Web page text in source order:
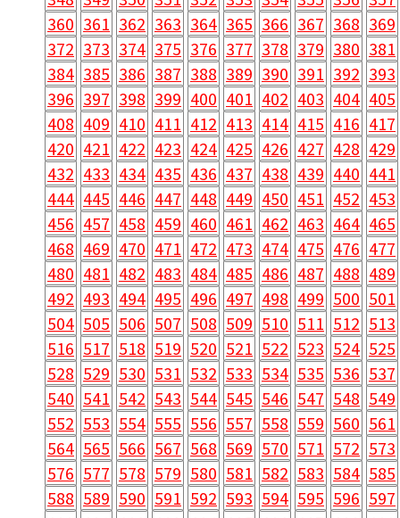
360 361 362 363 364 365 366 367 368 369
372 373 374 375 376 377 378 379 380 381
384 385 386 387 388 389 390 391 392 393
396 397 398 399 400 401 402 403 404 405
408 409 410 411 412 413 414 415 416 417
420 421 422 423 424 425 426 427 428 429
432 433 434 435 436 437 438 439 440 441
444 445 446 447 448 449 450 451 452 453
456 457 458 459 460 461 462 463 464 465
468 469 470 471 472 473 474 475 476 477
480 481 482 483 484 485 486 487 488 489
492 493 494 495 496 497 498 499 500 501
504 505 506 507 508 509 510 511 512 513
516 517 518 519 520 521 522 523 524 525
528 529 530 531 532 533 534 535 536 537
540 541 542 543 544 545 546 547 548 549
552 553 554 555 556 557 558 559 560 561
564 565 566 567 568 569 570 571 572 573
576 577 578 579 580 581 582 583 584 585
588 589 590 591 592 593 594 595 596 597